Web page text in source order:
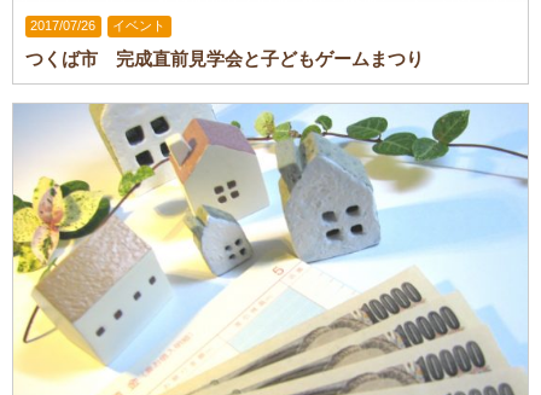
2017/07/26 イベント
つくば市 完成直前見学会と子どもゲームまつり